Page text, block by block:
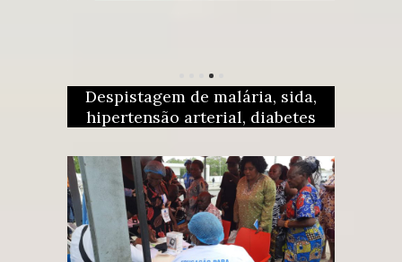
Despistagem de malária, sida,
hipertensão arterial, diabetes